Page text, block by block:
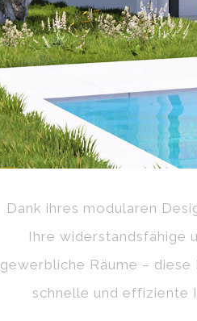
Dank ihres modularen
Ihre widerstandsfähige
gewerbliche Räume –
schnelle und effiziente